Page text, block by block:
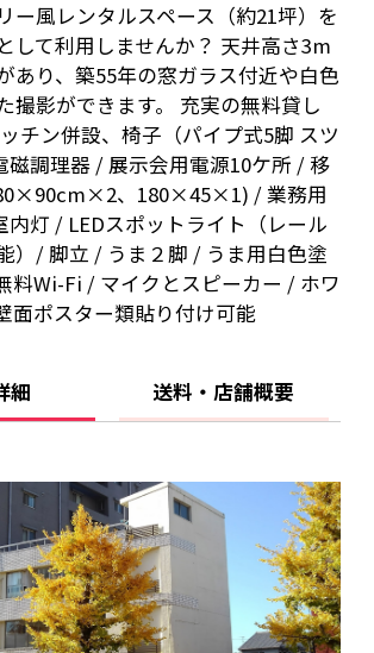
ー風レンタルスペース（約21坪）を
して利用しませんか？ 天井高さ3m
あり、築55年の窓ガラス付近や白色
撮影ができます。 充実の無料貸し
チン併設、椅子（パイプ式5脚 スツ
磁調理器 / 展示会用電源10ケ所 / 移
、180×45×1) / 業務用
内灯 / LEDスポットライト（レール
）/ 脚立 / うま２脚 / うま用白色塗
料Wi-Fi / マイクとスピーカー / ホワ
面ポスター類貼り付け可能
細 送料・店舗概要